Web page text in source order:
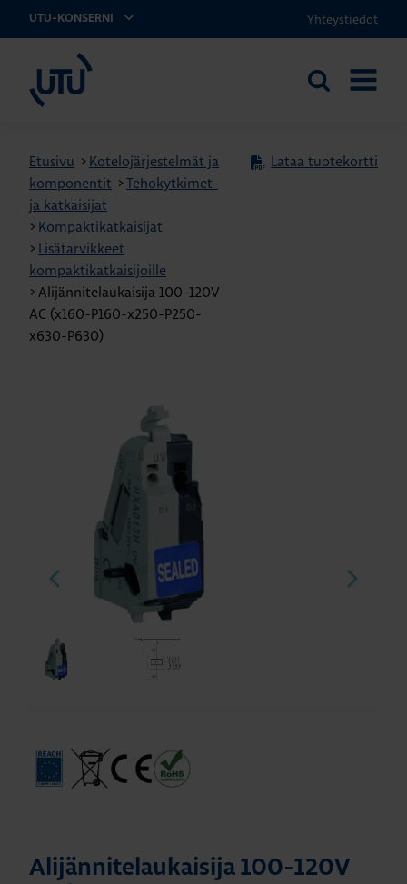
UTU-KONSERNI Yhteystiedot
Etsi
Etusivu > Kotelojärjestelmät ja
komponentit >Tehokytkimet-
ja katkaisijat
> Kompaktikatkaisijat
> Lisätarvikkeet
kompaktikatkaisijoille
>Alijännitelaukaisija 100-120V
AC (x160-P160-x250-P250-
x630-P630)
Lataa tuotekortti
Alijännitelaukaisija 100-120V